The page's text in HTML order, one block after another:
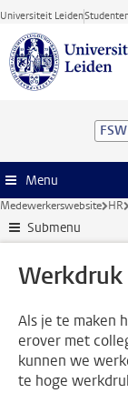
Ga direct naar de
Universiteit Leiden
Menu
Medewerkerswebsite HR
Submenu
Werkdruk
Als je te maken
erover met
kunnen we
te hoge